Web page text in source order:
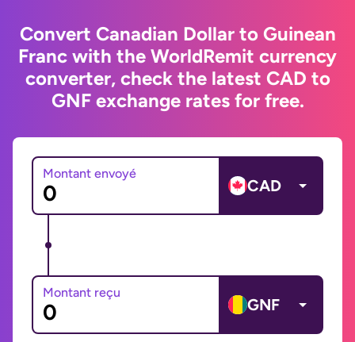
Convert Canadian Dollar to Guinean
Franc with the WorldRemit currency
converter, check the latest CAD to
GNF exchange rates for free.
Montant envoyé
CAD
Montant reçu
GNF